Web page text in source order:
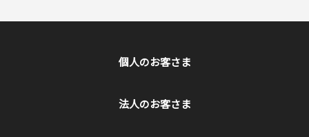
個人のお客さま
法人のお客さま